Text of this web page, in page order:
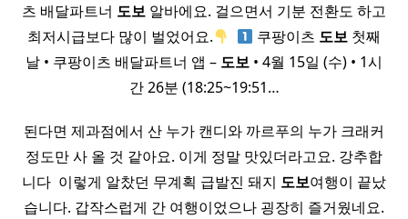
츠 배달파트너 도보 알바에요. 걸으면서 기분 전환도 하고
최저시급보다 많이 벌었어요.
쿠팡이츠 도보 첫째
날 • 쿠팡이츠 배달파트너 앱 – 도보 • 4월 15일 (수) • 1시
간 26분 (18:25~19:51…
된다면 제과점에서 산 누가 캔디와 까르푸의 누가 크래커
정도만 사 올 것 같아요. 이게 정말 맛있더라고요. 강추합
니다 ​ 이렇게 알찼던 무계획 급발진 돼지 도보여행이 끝났
습니다. 갑작스럽게 간 여행이었으나 굉장히 즐거웠네요.